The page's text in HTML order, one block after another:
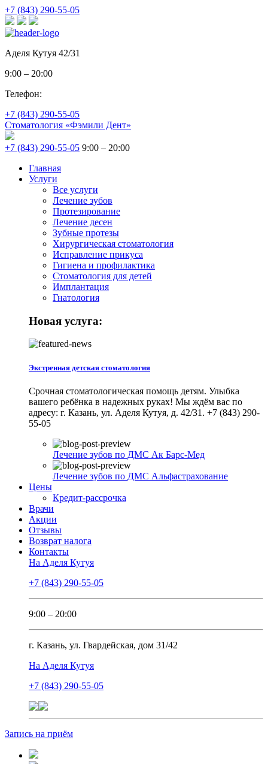
+7 (843) 290-55-05
Аделя Кутуя 42/31
9:00 – 20:00
Телефон:
+7 (843) 290-55-05
Стоматология «Фэмили Дент»
+7 (843) 290-55-05 9:00 – 20:00
Главная
Услуги
Все услуги
Лечение зубов
Протезирование
Лечение десен
Зубные протезы
Хирургическая стоматология
Исправление прикуса
Гигиена и профилактика
Стоматология для детей
Имплантация
Гнатология
Новая услуга:
Экстренная детская стоматология
Срочная стоматологическая помощь детям. Улыбка
вашего ребёнка в надежных руках! Мы ждём вас по
адресу: г. Казань, ул. Аделя Кутуя, д. 42/31. +7 (843) 290-
55-05
Лечение зубов по ДМС Ак Барс-Мед
Лечение зубов по ДМС Альфастрахование
Цены
Кредит-рассрочка
Врачи
Акции
Отзывы
Возврат налога
Контакты
На Аделя Кутуя
+7 (843) 290-55-05
9:00 – 20:00
г. Казань, ул. Гвардейская, дом 31/42
На Аделя Кутуя
+7 (843) 290-55-05
Запись на приём